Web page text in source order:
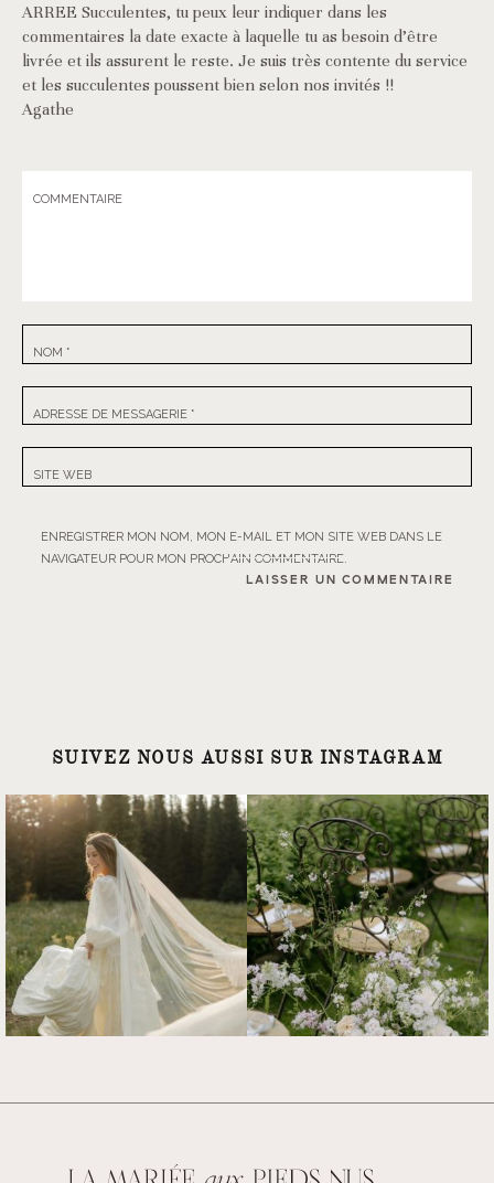
ARREE Succulentes, tu peux leur indiquer dans les
commentaires la date exacte à laquelle tu as besoin d’être
livrée et ils assurent le reste. Je suis très contente du service
et les succulentes poussent bien selon nos invités !!
Agathe
COMMENTAIRE
NOM *
ADRESSE DE MESSAGERIE *
SITE WEB
ENREGISTRER MON NOM, MON E-MAIL ET MON SITE WEB DANS LE
NAVIGATEUR POUR MON PROCHAIN COMMENTAIRE.
SUIVEZ NOUS AUSSI SUR INSTAGRAM